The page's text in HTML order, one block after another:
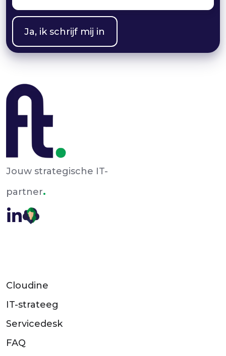
Jouw strategische IT-
partner.
Cloudine
IT-strateeg
Servicedesk
FAQ